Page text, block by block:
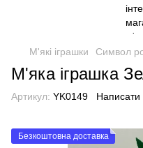
М'які іграшки Символ
М'яка іграшка
Артикул: YK0149 Написати
Безкоштовна доставка